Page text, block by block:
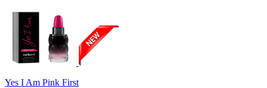
Yes I Am Pink First